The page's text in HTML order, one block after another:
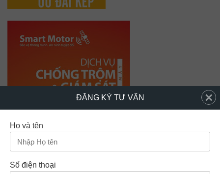
ĐĂNG KÝ TƯ VẤN
Họ và tên
Số điện thoại
×